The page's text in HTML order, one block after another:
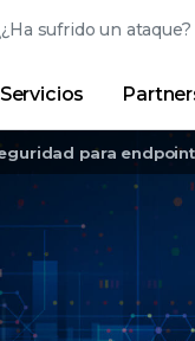
¿Ha sufrido un ataque?
Community
Advanced Research
Servicios
para